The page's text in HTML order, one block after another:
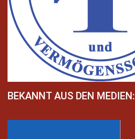
BEKANNT AUS DEN MEDIEN: